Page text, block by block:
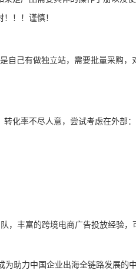
！！谨慎！
自己有做独立站，需要批量采购，
化率不尽人意，尝试考虑在外部
，丰富的跨境电商广告投放经验
助力中国企业出海全链路发展的中